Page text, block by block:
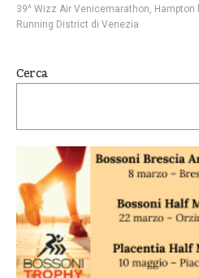
39^ Wizz Air Venicemarathon Hampton
Running District di Venezia
Cerca